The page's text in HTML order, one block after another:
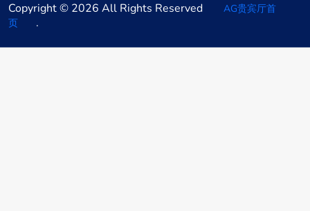
Copyright © 2026 All Rights Reserved
AG贵宾厅首
页
.